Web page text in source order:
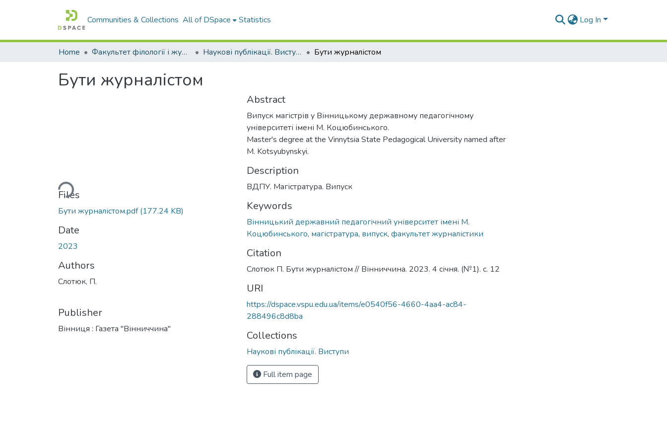
Communities & Collections All of DSpace Statistics Log In
Home Факультет філології і журналістики ім. М. Стельмаха Наукові публікації. Виступи Бути журналістом
Бути журналістом
Loading...
Files
Бути журналістом.pdf(177.24 KB)
Date
2023
Authors
Слотюк, П.
Publisher
Вінниця : Газета "Вінниччина"
Abstract
Випуск магістрів у Вінницькому державному педагогічному
університеті імені М. Коцюбинського.
Master's degree at the Vinnytsia State Pedagogical University named after
M. Kotsyubynskyi.
Description
ВДПУ. Магістратура. Випуск
Keywords
Вінницький державний педагогічний університет імені М.
Коцюбинського, магістратура, випуск, факультет журналістики
Citation
Слотюк П. Бути журналістом // Вінниччина. 2023. 4 січня. (№1). с. 12
URI
https://dspace.vspu.edu.ua/items/e0540f56-4660-4aa4-ac84-
288496c8d8ba
Collections
Наукові публікації. Виступи
Full item page